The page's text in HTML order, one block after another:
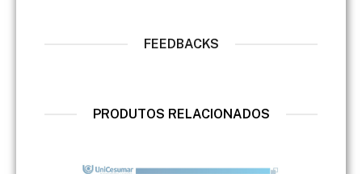
FEEDBACKS
PRODUTOS RELACIONADOS